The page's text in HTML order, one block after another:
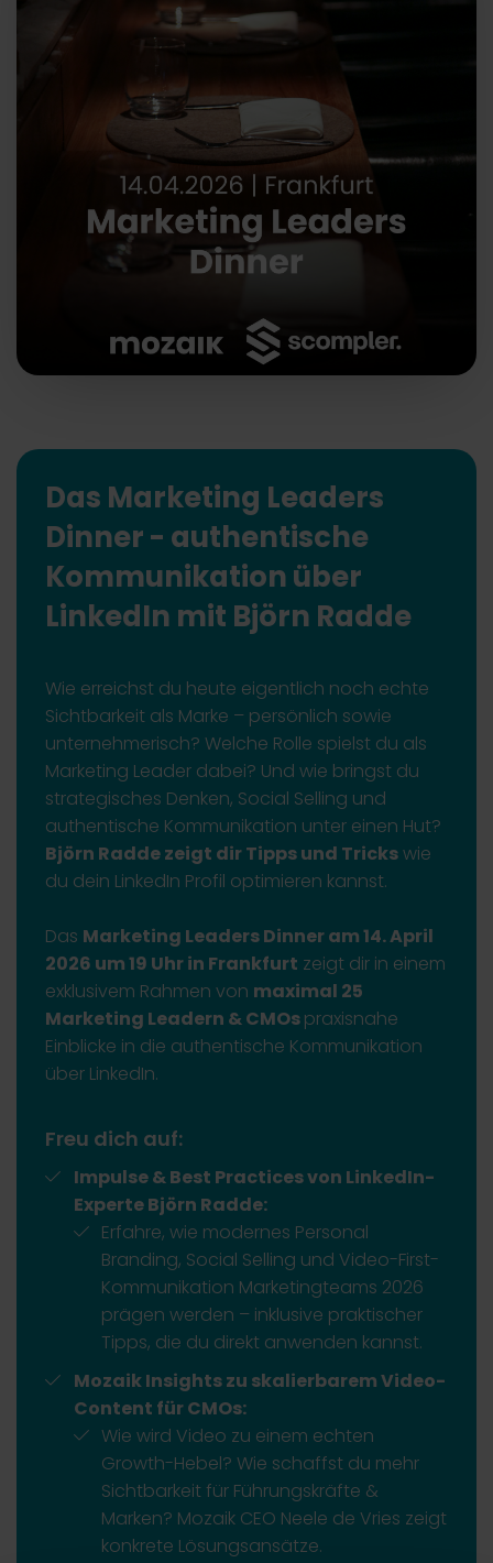
Das Marketing Leaders
Dinner - authentische
Kommunikation über
LinkedIn mit Björn Radde
Wie erreichst du heute eigentlich noch echte
Sichtbarkeit als Marke – persönlich sowie
unternehmerisch? Welche Rolle spielst du als
Marketing Leader dabei? Und wie bringst du
strategisches Denken, Social Selling und
authentische Kommunikation unter einen Hut?
Björn Radde zeigt dir Tipps und Trickswie
du dein LinkedIn Profil optimieren kannst.
Das Marketing Leaders Dinner am 14. April
2026 um 19 Uhr in Frankfurt zeigt dir in einem
exklusivem Rahmen von maximal 25
Marketing Leadern & CMOspraxisnahe
Einblicke in die authentische Kommunikation
über LinkedIn.
Freu dich auf:
Impulse & Best Practices von LinkedIn-
Experte Björn Radde:
Erfahre, wie modernes Personal
Branding, Social Selling und Video-First-
Kommunikation Marketingteams 2026
prägen werden – inklusive praktischer
Tipps, die du direkt anwenden kannst.
Mozaik Insights zu skalierbarem Video-
Content für CMOs:
Wie wird Video zu einem echten
Growth-Hebel? Wie schaffst du mehr
Sichtbarkeit für Führungskräfte &
Marken? Mozaik CEO Neele de Vries zeigt
konkrete Lösungsansätze.